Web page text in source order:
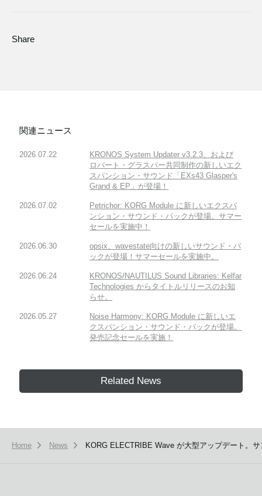
Share
関連ニュース
2026.07.22
KRONOS System Updater v3.2.3、および
ロバート・グラスパー共同制作の新しいエク
スパンション・サウンド「EXs43 Glasper's
Grand & EP」が登場！
2026.07.02
Petrichor: KORG Module に新しいエクスパ
ンション・サウンド・パックが登場。サマー
セールを実施中！
2026.06.30
opsix、wavestate向けの新しいサウンド・パ
ックが登場！サマーセールを実施中。
2026.06.24
KRONOS/NAUTILUS Sound Libraries: Kelfar
Technologies からタイトルリリースのお知
らせ。
2026.05.27
Noise Harmony: KORG Module に新しいエ
クスパンション・サウンド・パックが登場。
発売記念セールを実施！
Related News
Home News KORG ELECTRIBE Wave が大型アップデート。